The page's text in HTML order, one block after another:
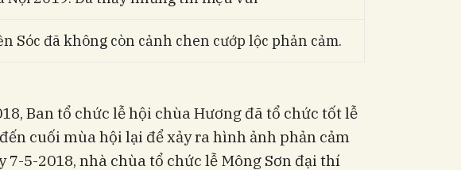
Sóc đã không còn cảnh chen cướp lộc phản cảm.
Ban tổ chức lễ hội chùa Hương đã tổ chức tốt lễ
cuối mùa hội lại để xảy ra hình ảnh phản cảm
7-5-2018, nhà chùa tổ chức lễ Mông Sơn đại thí